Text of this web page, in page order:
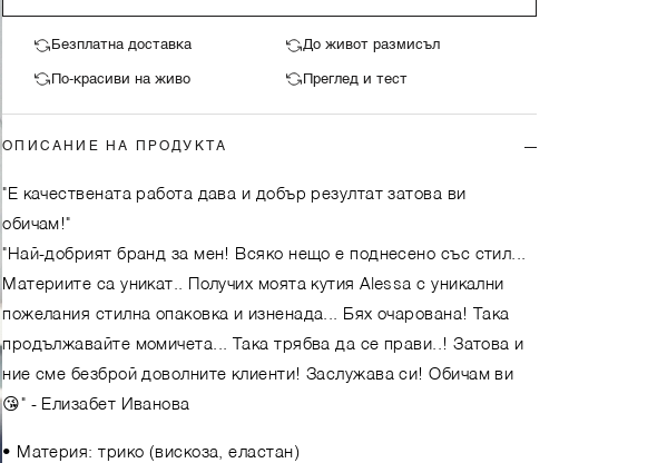
Безплатна доставка До живот размисъл
По-красиви на живо Преглед и тест
ОПИСАНИЕ НА ПРОДУКТА
"Е качествената работа дава и добър резултат затова ви
обичам!"
"Най-добрият бранд за мен! Всяко нещо е поднесено със стил...
Материите са уникат.. Получих моята кутия Аlessa с уникални
пожелания стилна опаковка и изненада... Бях очарована! Така
продължавайте момичета... Така трябва да се прави..! Затова и
ние сме безброй доволните клиенти! Заслужава си! Обичам ви
😘" - Елизабет Иванова
• Материя: трико (вискоза, еластан)